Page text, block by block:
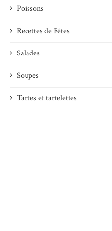
Poissons
Recettes de Fêtes
Salades
Soupes
Tartes et tartelettes